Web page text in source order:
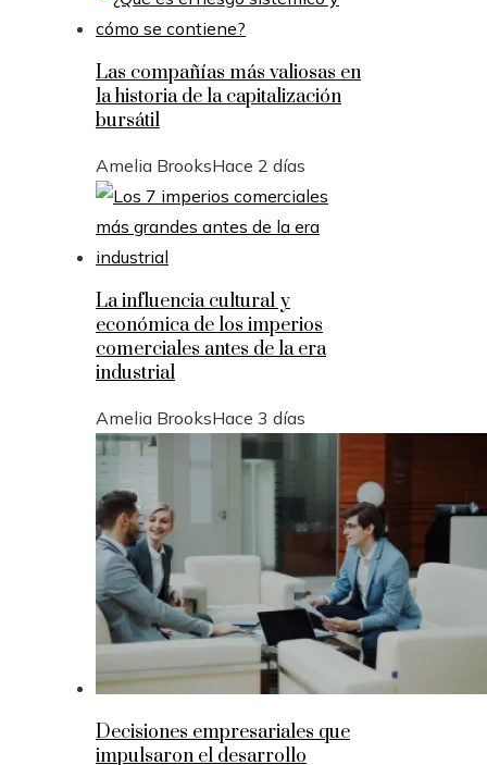
Las compañías más valiosas en
la historia de la capitalización
bursátil
Amelia BrooksHace 2 días
La influencia cultural y
económica de los imperios
comerciales antes de la era
industrial
Amelia BrooksHace 3 días
Decisiones empresariales que
impulsaron el desarrollo